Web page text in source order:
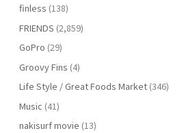
finless (138)
FRIENDS (2,859)
GoPro (29)
Groovy Fins (4)
Life Style / Great Foods Market(346)
Music (41)
nakisurf movie (13)